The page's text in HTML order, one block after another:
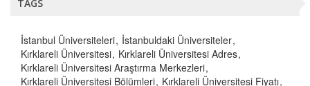
TAGS
İstanbul Üniversiteleri İstanbuldaki Üniversiteler
Kırklareli Üniversitesi Kırklareli Üniversitesi Adres
Kırklareli Üniversitesi Araştırma Merkezleri
Kırklareli Üniversitesi Bölümleri Kırklareli Üniversitesi Fiyatı